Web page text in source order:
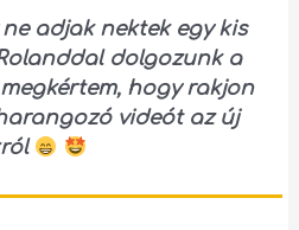
adjak nektek egy kis
dolgozunk a
hogy rakjon
videót az új